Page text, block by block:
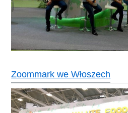
Zoommark we Włoszech